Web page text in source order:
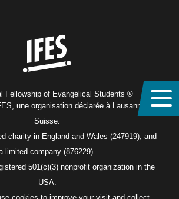
Fellowship of Evangelical Students ®
une organisation déclarée à Lausanne,
Suisse.
charity in England and Wales (247919), and
limited company (876229).
501(c)(3) nonprofit organization in the
USA.